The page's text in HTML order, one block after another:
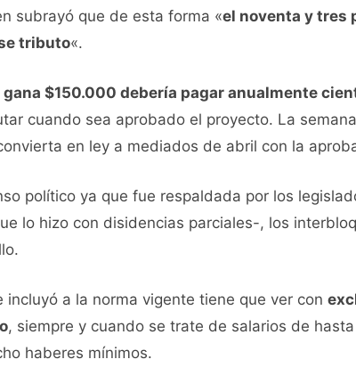
subrayó que de esta forma «el noventa y tres
tributo«.
$150.000 debería pagar anualmente
cuando sea aprobado el proyecto. La
en ley a mediados de abril con la
político ya que fue respaldada por los
lo hizo con disidencias parciales-, los
a la norma vigente tiene que ver con
, siempre y cuando se trate de salarios de
haberes mínimos.